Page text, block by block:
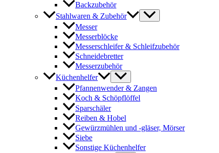
Backzubehör
Stahlwaren & Zubehör
Messer
Messerblöcke
Messerschleifer & Schleifzubehör
Schneidebretter
Messerzubehör
Küchenhelfer
Pfannenwender & Zangen
Koch & Schöpflöffel
Sparschäler
Reiben & Hobel
Gewürzmühlen und -gläser, Mörser
Siebe
Sonstige Küchenhelfer